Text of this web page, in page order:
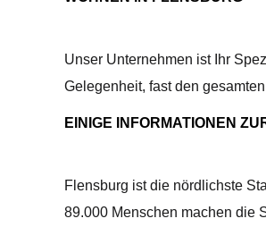
Unser Unternehmen ist Ihr
Gelegenheit, fast den
EINIGE INFORMATIONEN
Flensburg ist die nördlichste
89.000 Menschen machen die